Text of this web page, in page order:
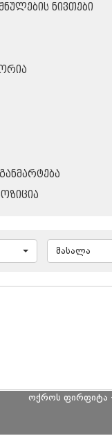
ᲜᲘᲕᲗᲔᲑᲘ
მასალა
ოქროს ფირფიტა